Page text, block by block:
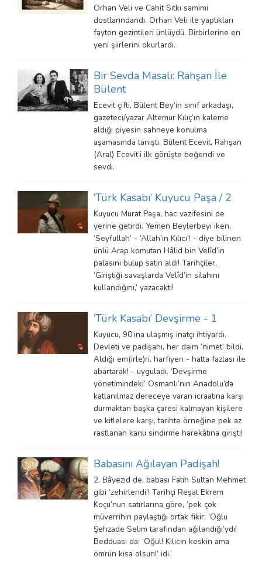
Orhan Veli ve Cahit Sıtkı samimi
dostlarındandı. Orhan Veli ile yaptıkları
fayton gezintileri ünlüydü. Birbirlerine en
yeni şiirlerini okurlardı.
Bir Sevda Masalı: Rahşan İle
Bülent
Ecevit çifti, Bülent Bey’in sınıf arkadaşı,
gazeteci/yazar Altemur Kılıç’ın kaleme
aldığı piyesin sahneye konulma
aşamasında tanıştı. Bülent Ecevit, Rahşan
(Aral) Ecevit’i ilk görüşte beğendi ve
sevdi.
‘Türk Kasabı’ Kuyucu Paşa / 2
Kuyucu Murat Paşa, hac vazifesini de
yerine getirdi. Yemen Beylerbeyi iken,
‘Seyfullah’ - ‘Allah’ın Kılıcı’! - diye bilinen
ünlü Arap komutan Hâlid bin Velîd’in
palasını bulup satın aldı! Tarihçiler,
‘Giriştiği savaşlarda Velîd’in silahını
kullandığını,’ yazacaktı!
‘Türk Kasabı’ Devşirme - 1
Kuyucu, 90’ına ulaşmış inatçı ihtiyardı.
Devleti ve padişahı, her daim ‘nimet’ bildi.
Aldığı em(irle)ri, harfiyen - hatta fazlası ile
abartarak! - uyguladı. ‘Devşirme
yönetimindeki’ Osmanlı’nın Anadolu’da
katlanılmaz dereceye varan icraatına karşı
durmaktan başka çaresi kalmayan kişilere
ve kitlelere karşı, tarihte örneğine pek az
rastlanan kanlı sindirme harekâtına girişti!
Babasını Ağılayan Padişah!
2. Bâyezid de, babası Fatih Sultan Mehmet
gibi ‘zehirlendi’! Tarihçi Reşat Ekrem
Koçu’nun satırlarına göre, ‘pek çok
müverrihin paylaştığı ortak fikir: ‘Oğlu
Şehzade Selim tarafından ağılandığı’ydı!
Bedduası da: ‘Oğul! Kılıcın keskin ama
ömrün kısa olsun!’ idi.’